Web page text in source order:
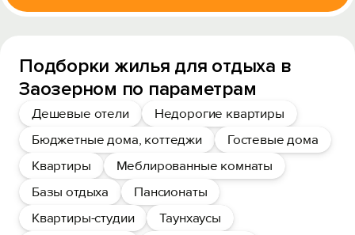
Подборки жилья для отдыха в
Заозерном по параметрам
Дешевые отели
Недорогие квартиры
Бюджетные дома, коттеджи
Гостевые дома
Квартиры
Меблированные комнаты
Базы отдыха
Пансионаты
Квартиры-студии
Таунхаусы